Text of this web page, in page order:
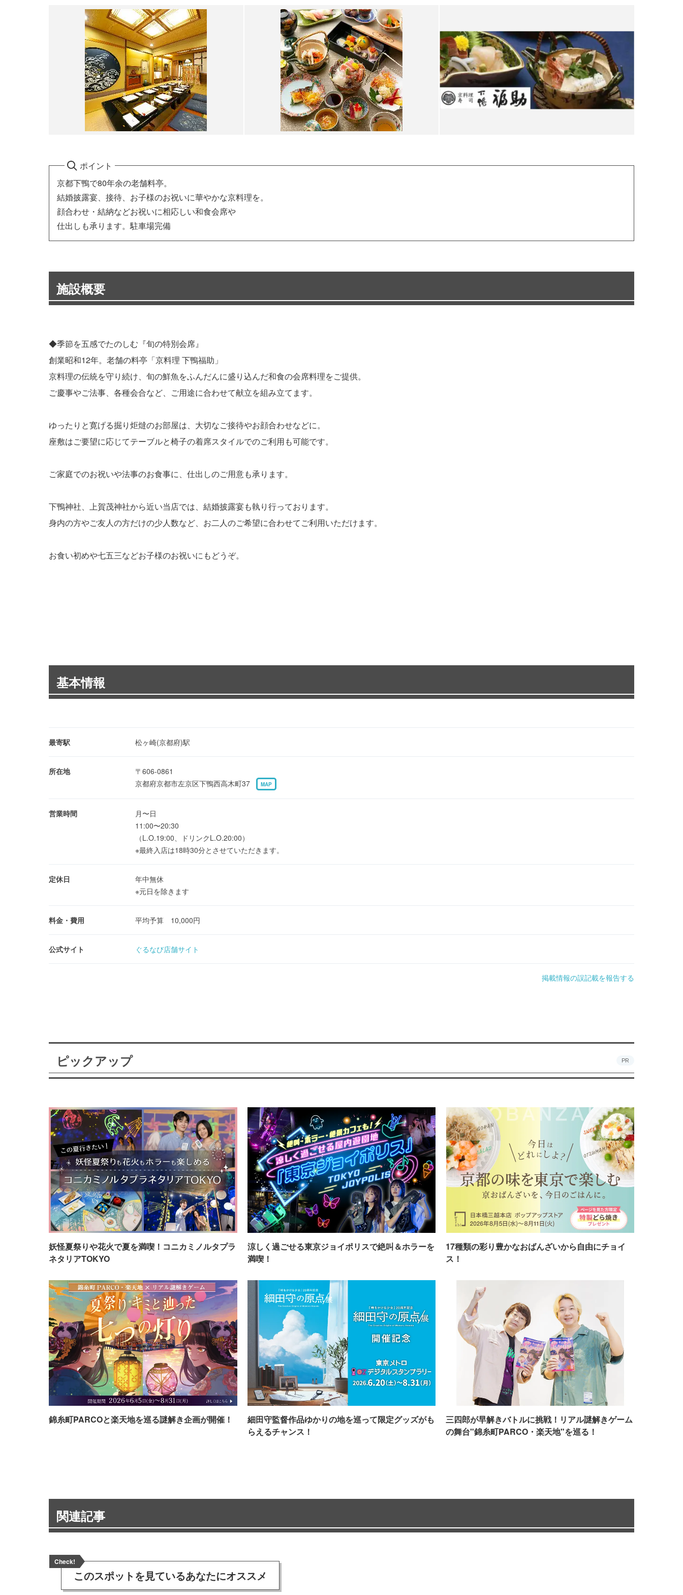
ポイント
京都下鴨で80年余の老舗料亭。
結婚披露宴、接待、お子様のお祝いに華やかな京料理を。
顔合わせ・結納などお祝いに相応しい和食会席や
仕出しも承ります。駐車場完備
施設概要
◆季節を五感でたのしむ『旬の特別会席』
創業昭和12年。老舗の料亭「京料理 下鴨福助」
京料理の伝統を守り続け、旬の鮮魚をふんだんに盛り込んだ和食の会席料理をご提供。
ご慶事やご法事、各種会合など、ご用途に合わせて献立を組み立てます。
ゆったりと寛げる掘り炬燵のお部屋は、大切なご接待やお顔合わせなどに。
座敷はご要望に応じてテーブルと椅子の着席スタイルでのご利用も可能です。
ご家庭でのお祝いや法事のお食事に、仕出しのご用意も承ります。
下鴨神社、上賀茂神社から近い当店では、結婚披露宴も執り行っております。
身内の方やご友人の方だけの少人数など、お二人のご希望に合わせてご利用いただけます。
お食い初めや七五三などお子様のお祝いにもどうぞ。
基本情報
最寄駅 松ヶ崎(京都府)駅
所在地
〒606-0861
京都府京都市左京区下鴨西高木町37
MAP
営業時間
月〜日
11:00〜20:30
（L.O.19:00、ドリンクL.O.20:00）
※最終入店は18時30分とさせていただきます。
定休日
年中無休
※元日を除きます
料金・費用 平均予算 10,000円
公式サイト ぐるなび店舗サイト
掲載情報の誤記載を報告する
ピックアップ PR
妖怪夏祭りや花火で夏を満喫！コニカミノルタプラ
ネタリアTOKYO
涼しく過ごせる東京ジョイポリスで絶叫＆ホラーを
満喫！
17種類の彩り豊かなおばんざいから自由にチョイ
ス！
錦糸町PARCOと楽天地を巡る謎解き企画が開催！
細田守監督作品ゆかりの地を巡って限定グッズがも
らえるチャンス！
三四郎が早解きバトルに挑戦！リアル謎解きゲーム
の舞台"錦糸町PARCO・楽天地"を巡る！
関連記事
Check!
このスポットを見ているあなたにオススメ